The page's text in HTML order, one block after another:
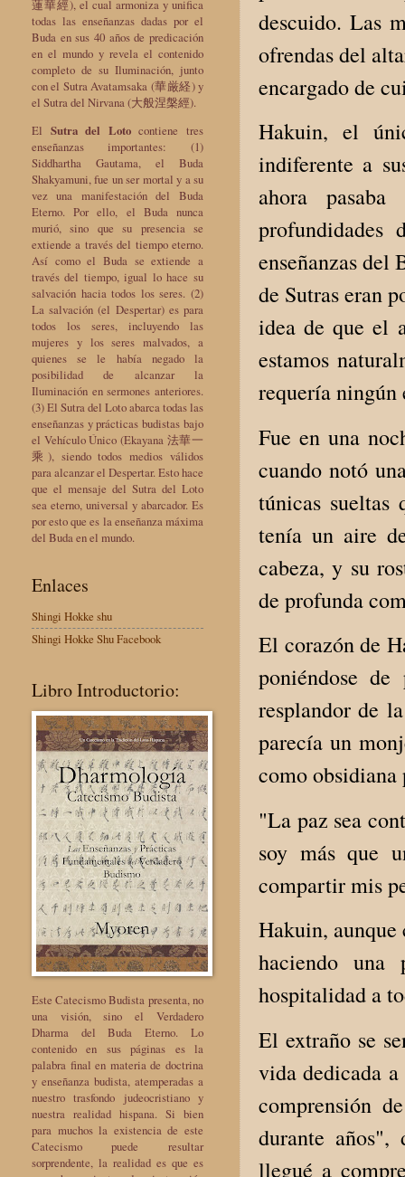
descuido. Las
ofrendas del
encargado de
Hakuin, el
indiferente a
ahora
enseñanzas del
de Sutras eran
idea de que el
estamos
requería
Fue en una
cuando notó
túnicas
tenía un aire
cabeza, y su
de profunda
El corazón de
poniéndose
resplandor de
parecía un
como
"La paz sea
soy más que
compartir mis
Hakuin, aunque
haciendo una
hospitalidad a
El extraño se
vida dedicada
comprensión
durante años",
llegué a
蓮華經), el cual armoniza y unifica
todas las enseñanzas dadas por el
Buda en sus 40 años de predicación
en el mundo y revela el contenido
completo de su Iluminación, junto
con el Sutra Avatamsaka (華厳経) y
el Sutra del Nirvana (大般涅槃經).
El Sutra del Lotocontiene tres
enseñanzas importantes: (1)
Siddhartha Gautama, el Buda
Shakyamuni, fue un ser mortal y a su
vez una manifestación del Buda
Eterno. Por ello, el Buda nunca
murió, sino que su presencia se
extiende a través del tiempo eterno.
Así como el Buda se extiende a
través del tiempo, igual lo hace su
salvación hacia todos los seres. (2)
La salvación (el Despertar) es para
todos los seres, incluyendo las
mujeres y los seres malvados, a
quienes se le había negado la
posibilidad de alcanzar la
Iluminación en sermones anteriores.
(3) El Sutra del Loto abarca todas las
enseñanzas y prácticas budistas bajo
el Vehículo Único (Ekayana 法華一
乘), siendo todos medios válidos
para alcanzar el Despertar. Esto hace
que el mensaje del Sutra del Loto
sea eterno, universal y abarcador. Es
por esto que es la enseñanza máxima
del Buda en el mundo.
Enlaces
Shingi Hokke shu
Shingi Hokke Shu Facebook
Libro Introductorio:
Este Catecismo Budista presenta, no
una visión, sino el Verdadero
Dharma del Buda Eterno. Lo
contenido en sus páginas es la
palabra final en materia de doctrina
y enseñanza budista, atemperadas a
nuestro trasfondo judeocristiano y
nuestra realidad hispana. Si bien
para muchos la existencia de este
Catecismo puede resultar
sorprendente, la realidad es que es